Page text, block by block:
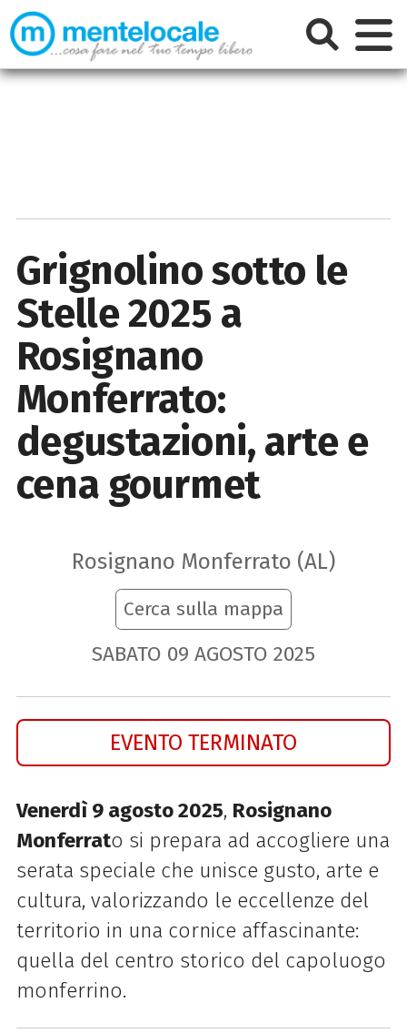
Grignolino sotto le
Stelle 2025 a
Rosignano
Monferrato:
degustazioni, arte e
cena gourmet
Rosignano Monferrato (AL)
Cerca sulla mappa
SABATO 09 AGOSTO 2025
EVENTO TERMINATO
Venerdì 9 agosto 2025, Rosignano
Monferrato si prepara ad accogliere una
serata speciale che unisce gusto, arte e
cultura, valorizzando le eccellenze del
territorio in una cornice affascinante:
quella del centro storico del capoluogo
monferrino.